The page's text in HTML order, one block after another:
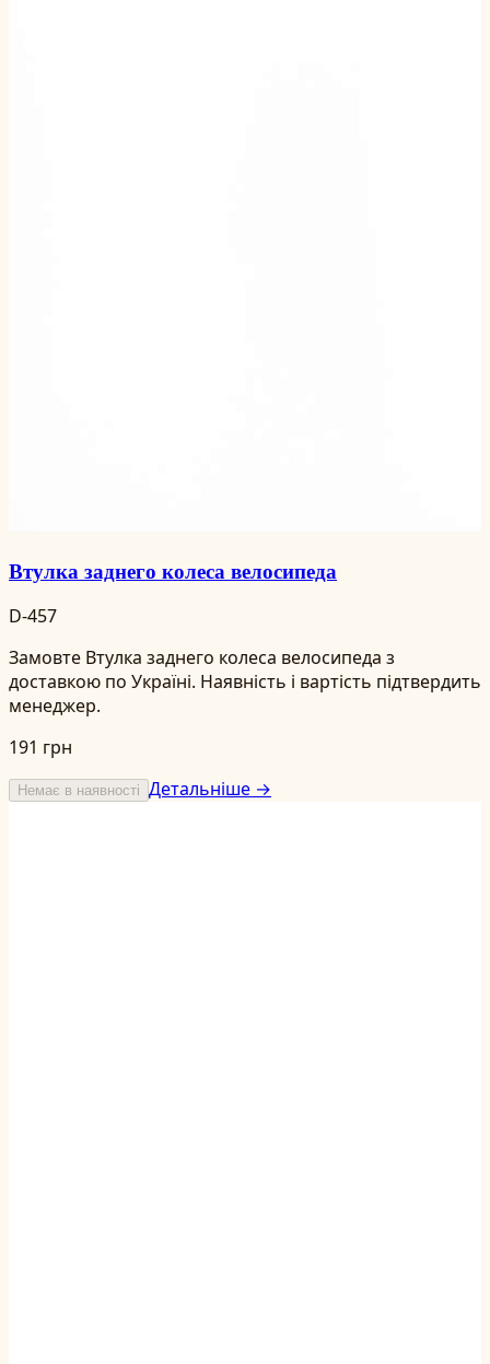
Втулка заднего колеса велосипеда
D-457
Замовте Втулка заднего колеса велосипеда з
доставкою по Україні. Наявність і вартість підтвердить
менеджер.
191 грн
Немає в наявності Детальніше →